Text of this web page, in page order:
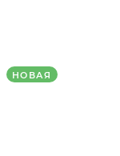
НОВАЯ